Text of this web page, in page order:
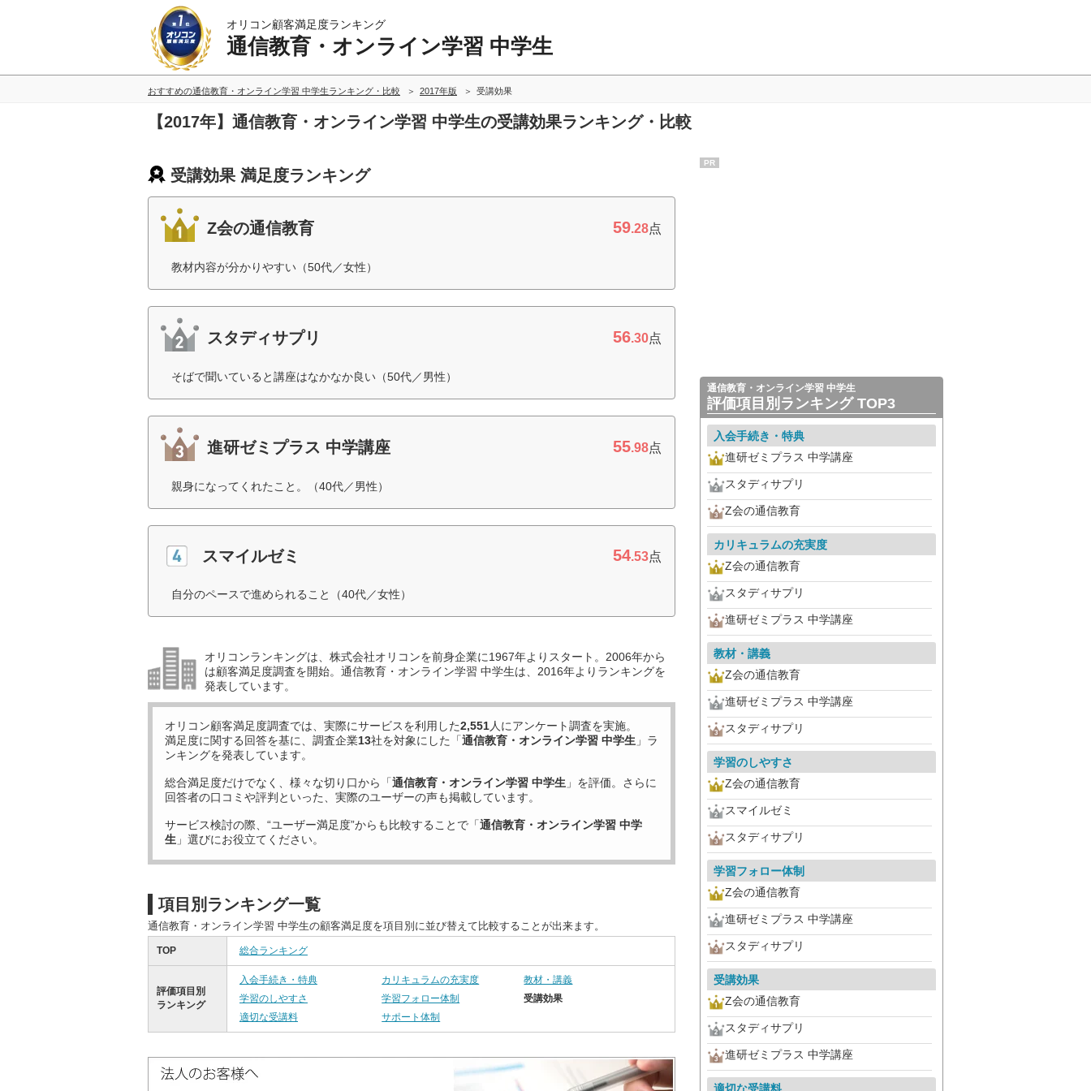
オリコン顧客満足度ランキング
通信教育・オンライン学習 中学生
おすすめの通信教育・オンライン学習 中学生ランキング・比較 2017年版 受講効果
【2017年】通信教育・オンライン学習 中学生の受講効果ランキング・比較
受講効果 満足度ランキング
Z会の通信教育 59.28点
教材内容が分かりやすい（50代／女性）
スタディサプリ 56.30点
そばで聞いていると講座はなかなか良い（50代／男性）
進研ゼミプラス 中学講座 55.98点
親身になってくれたこと。（40代／男性）
スマイルゼミ 54.53点
自分のペースで進められること（40代／女性）
オリコンランキングは、株式会社オリコンを前身企業に1967年よりスタート。2006年から
は顧客満足度調査を開始。通信教育・オンライン学習 中学生は、2016年よりランキングを
発表しています。
オリコン顧客満足度調査では、実際にサービスを利用した2,551人にアンケート調査を実施。
満足度に関する回答を基に、調査企業13社を対象にした「通信教育・オンライン学習 中学生 」ラ
ンキングを発表しています。
総合満足度だけでなく、様々な切り口から「通信教育・オンライン学習 中学生 」を評価。さらに
回答者の口コミや評判といった、実際のユーザーの声も掲載しています。
サービス検討の際、“ユーザー満足度”からも比較することで「通信教育・オンライン学習 中学
生 」選びにお役立てください。
項目別ランキング一覧
通信教育・オンライン学習 中学生の顧客満足度を項目別に並び替えて比較することが出来ます。
TOP 総合ランキング
評価項目別
ランキング
入会手続き・特典 カリキュラムの充実度
教材・講義
学習のしやすさ
学習フォロー体制
受講効果
適切な受講料
サポート体制
PR
通信教育・オンライン学習 中学生
評価項目別ランキング TOP3
入会手続き・特典
進研ゼミプラス 中学講座
スタディサプリ
Z会の通信教育
カリキュラムの充実度
Z会の通信教育
スタディサプリ
進研ゼミプラス 中学講座
教材・講義
Z会の通信教育
進研ゼミプラス 中学講座
スタディサプリ
学習のしやすさ
Z会の通信教育
スマイルゼミ
スタディサプリ
学習フォロー体制
Z会の通信教育
進研ゼミプラス 中学講座
スタディサプリ
受講効果
Z会の通信教育
スタディサプリ
進研ゼミプラス 中学講座